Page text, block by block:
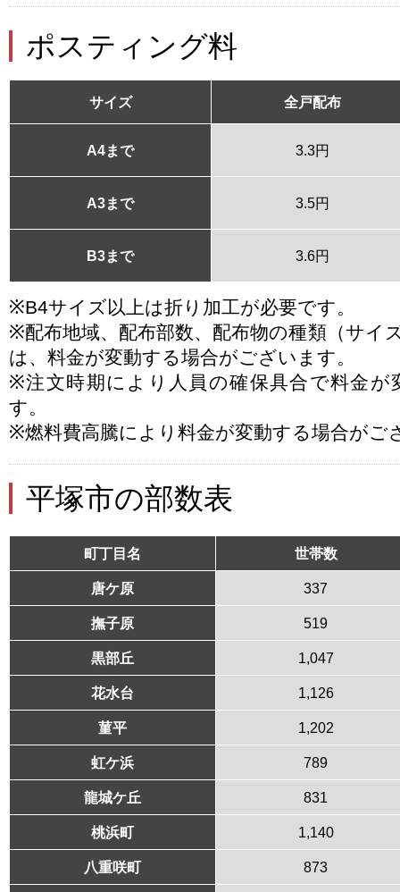
ポスティング料
サイズ 全戸配布
A4まで 3.3円
A3まで 3.5円
B3まで 3.6円
※B4サイズ以上は折り加工が必要です。
※配布地域、配布部数、配布物の種類（サイ
は、料金が変動する場合がございます。
※注文時期により人員の確保具合で料金が
す。
※燃料費高騰により料金が変動する場合がご
平塚市の部数表
町丁目名 世帯数
唐ケ原 337
撫子原 519
黒部丘 1,047
花水台 1,126
菫平 1,202
虹ケ浜 789
龍城ケ丘 831
桃浜町 1,140
八重咲町 873